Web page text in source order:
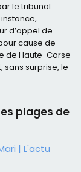
le tribunal
d’appel de
cause de
de Haute-Corse
sans surprise, le
plages de
|L'actu